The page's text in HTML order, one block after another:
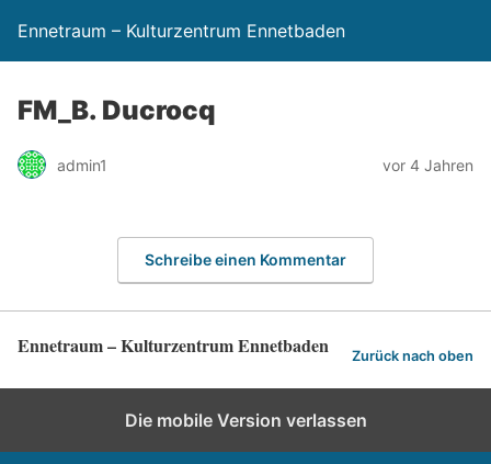
Ennetraum – Kulturzentrum Ennetbaden
FM_B. Ducrocq
admin1 vor 4 Jahren
Schreibe einen Kommentar
Ennetraum – Kulturzentrum Ennetbaden Zurück nach oben
Die mobile Version verlassen